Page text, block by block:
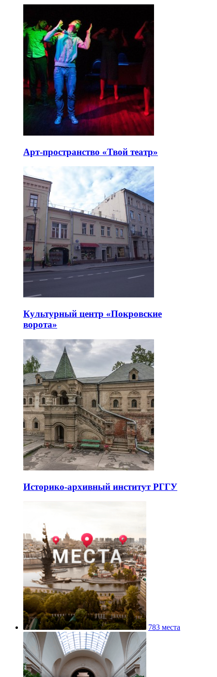
Арт-пространство «Твой театр»
Культурный центр «Покровские
ворота»
Историко-архивный институт РГГУ
783 места